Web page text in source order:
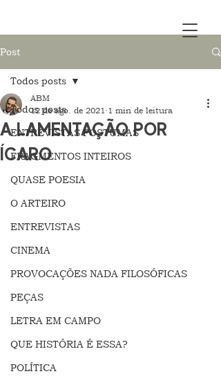
Post
Todos posts
ENTREVISTAS PÓSTUMAS
FRAGMENTOS INTEIROS
QUASE POESIA
O ARTEIRO
ENTREVISTAS
CINEMA
PROVOCAÇÕES NADA FILOSÓFICAS
PEÇAS
LETRA EM CAMPO
QUE HISTÓRIA É ESSA?
POLÍTICA
Todos posts
A LAMENTAÇÃO POR
ÍCARO
ABM
12 de ago. de 2021 1 min de leitura